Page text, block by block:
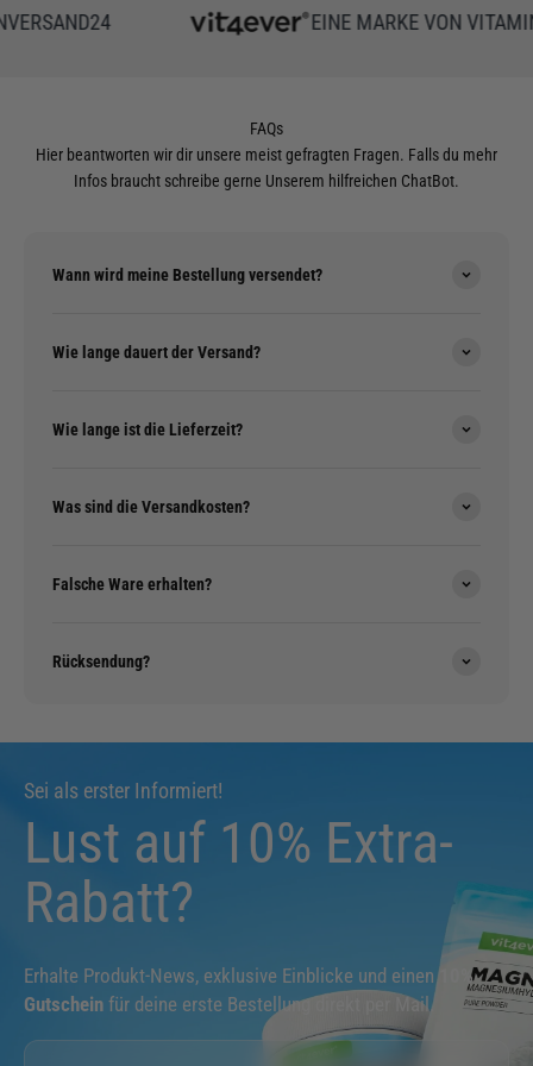
EINE MARKE VON
FAQs
Hier beantworten wir dir unsere meist gefragten Fragen. Falls du mehr
Infos braucht schreibe gerne Unserem hilfreichen ChatBot.
Wann wird meine Bestellung versendet?
Wie lange dauert der Versand?
Wie lange ist die Lieferzeit?
Was sind die Versandkosten?
Falsche Ware erhalten?
Rücksendung?
Sei als erster Informiert!
Lust auf 10% Extra-
Rabatt?
Erhalte Produkt-News, exklusive Einblicke und einen 10%
Gutschein für deine erste Bestellung direkt per Mail.